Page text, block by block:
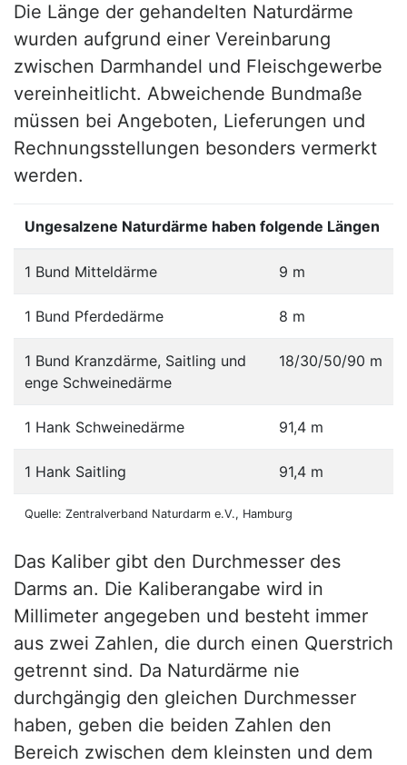
Die Länge der gehandelten Naturdärme
wurden aufgrund einer Vereinbarung
zwischen Darmhandel und Fleischgewerbe
vereinheitlicht. Abweichende Bundmaße
müssen bei Angeboten, Lieferungen und
Rechnungsstellungen besonders vermerkt
werden.
Ungesalzene Naturdärme haben folgende Längen
1 Bund Mitteldärme 9 m
1 Bund Pferdedärme 8 m
1 Bund Kranzdärme, Saitling und
enge Schweinedärme
18/30/50/90 m
1 Hank Schweinedärme 91,4 m
1 Hank Saitling 91,4 m
Quelle: Zentralverband Naturdarm e.V., Hamburg
Das Kaliber gibt den Durchmesser des
Darms an. Die Kaliberangabe wird in
Millimeter angegeben und besteht immer
aus zwei Zahlen, die durch einen Querstrich
getrennt sind. Da Naturdärme nie
durchgängig den gleichen Durchmesser
haben, geben die beiden Zahlen den
Bereich zwischen dem kleinsten und dem